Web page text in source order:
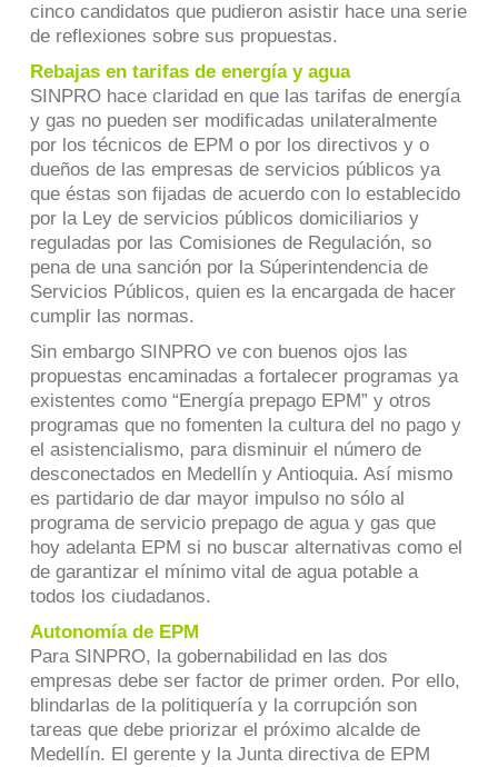
cinco candidatos que pudieron asistir hace una serie
de reflexiones sobre sus propuestas.
Rebajas en tarifas de energía y agua
SINPRO hace claridad en que las tarifas de energía
y gas no pueden ser modificadas unilateralmente
por los técnicos de EPM o por los directivos y o
dueños de las empresas de servicios públicos ya
que éstas son fijadas de acuerdo con lo establecido
por la Ley de servicios públicos domiciliarios y
reguladas por las Comisiones de Regulación, so
pena de una sanción por la Súperintendencia de
Servicios Públicos, quien es la encargada de hacer
cumplir las normas.
Sin embargo SINPRO ve con buenos ojos las
propuestas encaminadas a fortalecer programas ya
existentes como “Energía prepago EPM” y otros
programas que no fomenten la cultura del no pago y
el asistencialismo, para disminuir el número de
desconectados en Medellín y Antioquia. Así mismo
es partidario de dar mayor impulso no sólo al
programa de servicio prepago de agua y gas que
hoy adelanta EPM si no buscar alternativas como el
de garantizar el mínimo vital de agua potable a
todos los ciudadanos.
Autonomía de EPM
Para SINPRO, la gobernabilidad en las dos
empresas debe ser factor de primer orden. Por ello,
blindarlas de la politiquería y la corrupción son
tareas que debe priorizar el próximo alcalde de
Medellín. El gerente y la Junta directiva de EPM